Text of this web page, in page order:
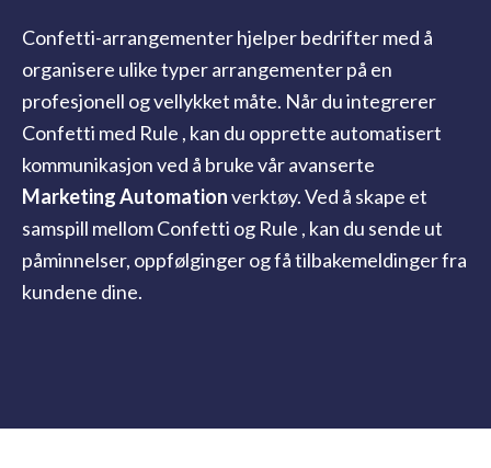
Confetti-arrangementer hjelper bedrifter med å
organisere ulike typer arrangementer på en
profesjonell og vellykket måte. Når du integrerer
Confetti med Rule , kan du opprette automatisert
kommunikasjon ved å bruke vår avanserte
Marketing Automationverktøy. Ved å skape et
samspill mellom Confetti og Rule , kan du sende ut
påminnelser, oppfølginger og få tilbakemeldinger fra
kundene dine.